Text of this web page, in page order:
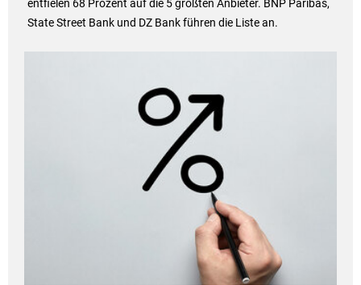
entfielen 68 Prozent auf die 5 größten Anbieter. BNP Paribas,
State Street Bank und DZ Bank führen die Liste an.